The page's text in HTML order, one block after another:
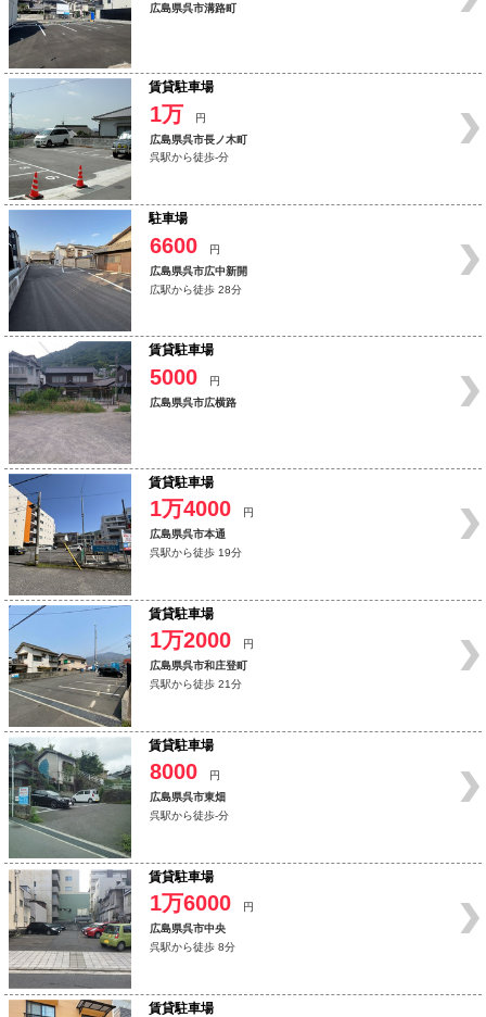
広島県呉市溝路町
賃貸駐車場
1万
円
広島県呉市長ノ木町
呉駅から徒歩-分
駐車場
6600
円
広島県呉市広中新開
広駅から徒歩 28分
賃貸駐車場
5000
円
広島県呉市広横路
賃貸駐車場
1万4000
円
広島県呉市本通
呉駅から徒歩 19分
賃貸駐車場
1万2000
円
広島県呉市和庄登町
呉駅から徒歩 21分
賃貸駐車場
8000
円
広島県呉市東畑
呉駅から徒歩-分
賃貸駐車場
1万6000
円
広島県呉市中央
呉駅から徒歩 8分
賃貸駐車場